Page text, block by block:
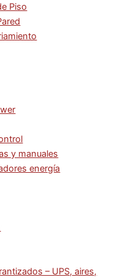
Piso
y manuales
energía
– UPS, aires,